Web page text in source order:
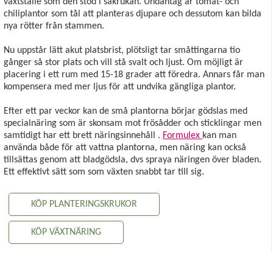
chiliplantor som tål att planteras djupare och dessutom kan bilda
nya rötter från stammen.
Nu uppstår lätt akut platsbrist, plötsligt tar småttingarna tio
gånger så stor plats och vill stå svalt och ljust. Om möjligt är
placering i ett rum med 15-18 grader att föredra. Annars får man
kompensera med mer ljus för att undvika gängliga plantor.
Efter ett par veckor kan de små plantorna börjar gödslas med
specialnäring som är skonsam mot frösådder och sticklingar men
samtidigt har ett brett näringsinnehåll . Formulex kan man
använda både för att vattna plantorna, men näring kan också
tillsättas genom att bladgödsla, dvs spraya näringen över bladen.
Ett effektivt sätt som som växten snabbt tar till sig.
KÖP PLANTERINGSKRUKOR
KÖP VÄXTNÄRING